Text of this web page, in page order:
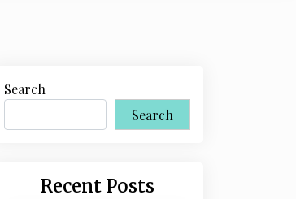
Search
Search
Recent Posts